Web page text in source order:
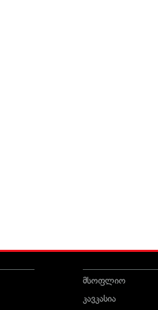
მსოფლიო
კავკასია